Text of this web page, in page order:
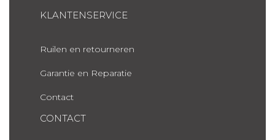
KLANTENSERVICE
Ruilen en retourneren
Garantie en Reparatie
Contact
CONTACT